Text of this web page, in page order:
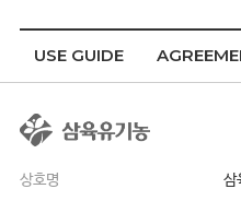
USE GUIDE
상호명
삼